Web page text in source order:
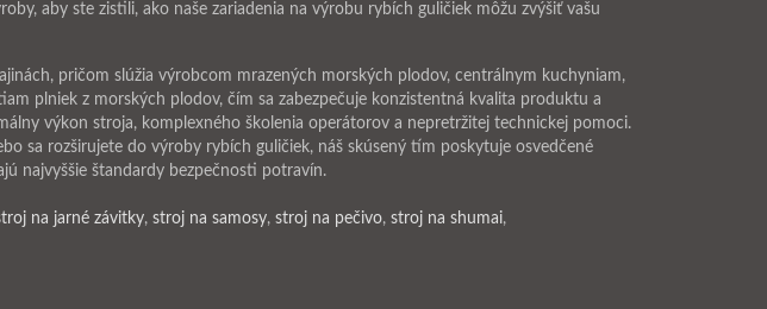
aby ste zistili, ako naše zariadenia na výrobu rybích guličiek môžu zvýšiť vašu
pričom slúžia výrobcom mrazených morských plodov, centrálnym kuchyniam,
plniek z morských plodov, čím sa zabezpečuje konzistentná kvalita produktu a
výkon stroja, komplexného školenia operátorov a nepretržitej technickej pomoci.
sa rozširujete do výroby rybích guličiek, náš skúsený tím poskytuje osvedčené
najvyššie štandardy bezpečnosti potravín.
na jarné závitky, stroj na samosy, stroj na pečivo, stroj na shumai,